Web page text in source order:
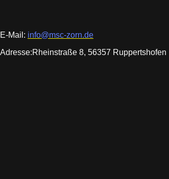
E-Mail: info@msc-zorn.de
Adresse:Rheinstraße 8, 56357 Ruppertshofen